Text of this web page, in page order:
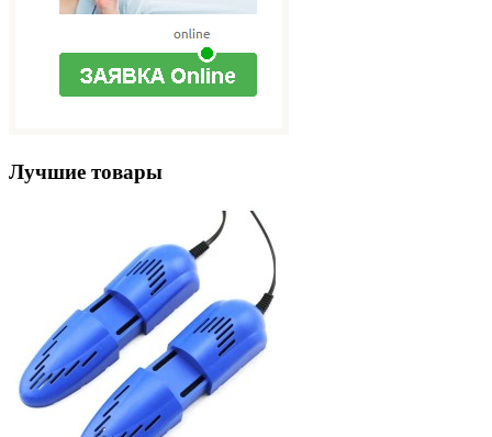
Лучшие товары